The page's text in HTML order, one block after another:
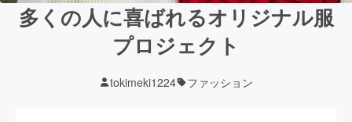
多くの人に喜ばれるオリジナル服
プロジェクト
tokimeki1224 ファッション